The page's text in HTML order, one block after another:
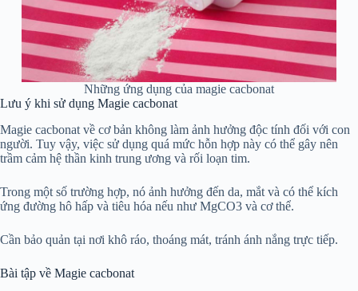
Những ứng dụng của magie cacbonat
Lưu ý khi sử dụng Magie cacbonat
Magie cacbonat về cơ bản không làm ảnh hưởng độc tính đối với con
người. Tuy vậy, việc sử dụng quá mức hỗn hợp này có thể gây nên
trầm cảm hệ thần kinh trung ương và rối loạn tim.
Trong một số trường hợp, nó ảnh hưởng đến da, mắt và có thể kích
ứng đường hô hấp và tiêu hóa nếu như MgCO3 và cơ thể.
Cần bảo quản tại nơi khô ráo, thoáng mát, tránh ánh nắng trực tiếp.
Bài tập về Magie cacbonat